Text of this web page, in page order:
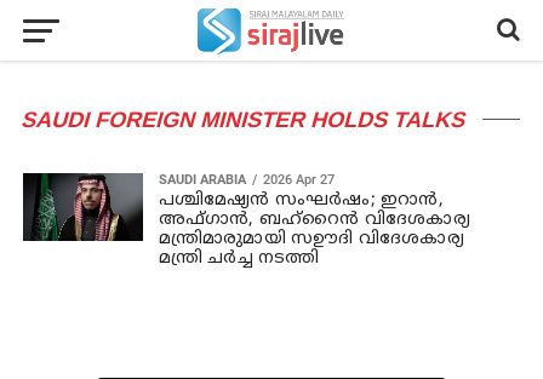
SAUDI FOREIGN MINISTER HOLDS TALKS
SAUDI ARABIA 2026 Apr 27
പശ്ചിമേഷ്യന്‍ സംഘര്‍ഷം; ഇറാന്‍,
അഫ്ഗാന്‍, ബഹ്റൈന്‍ വിദേശകാര്യ
മന്ത്രിമാരുമായി സഊദി വിദേശകാര്യ
മന്ത്രി ചര്‍ച്ച നടത്തി